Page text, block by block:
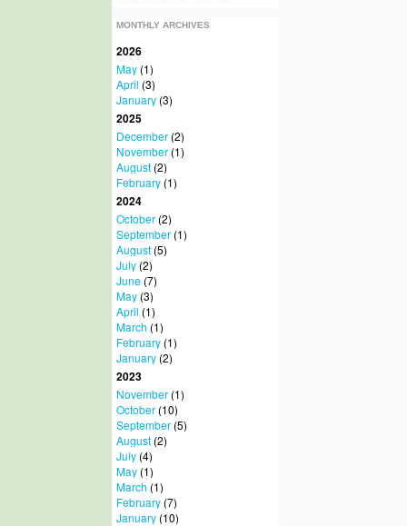
MONTHLY ARCHIVES
2026
May(1)
April (3)
January(3)
2025
December(2)
November(1)
August(2)
February(1)
2024
October(2)
September(1)
August(5)
July(2)
June(7)
May(3)
April (1)
March (1)
February(1)
January(2)
2023
November(1)
October(10)
September(5)
August(2)
July(4)
May(1)
March (1)
February(7)
January(10)